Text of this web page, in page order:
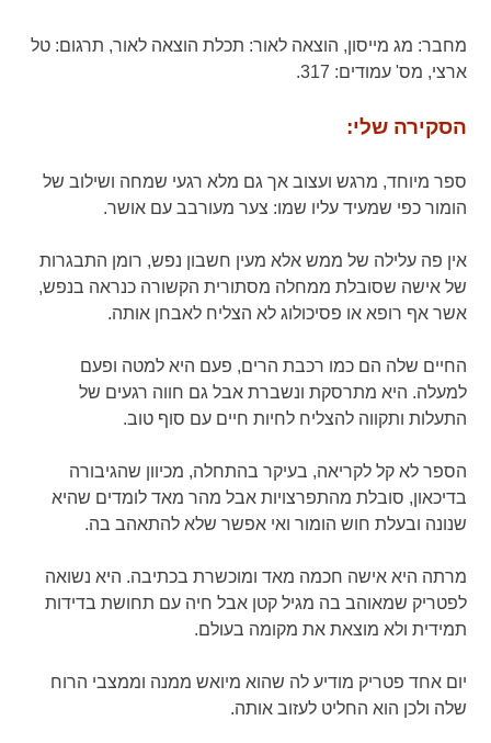
מחבר: מג מייסון, הוצאה לאור: תכלת הוצאה לאור, תרגום: טל
ארצי, מס' עמודים:
הסקירה שלי:
ספר מיוחד, מרגש ועצוב אך גם מלא רגעי שמחה ושילוב של
הומור כפי שמעיד עליו שמו: צער מעורבב עם אושר.
אין פה עלילה של ממש אלא מעין חשבון נפש, רומן התבגרות
של אישה שסובלת ממחלה מסתורית הקשורה כנראה בנפש,
אשר אף רופא או פסיכולוג לא הצליח לאבחן אותה.
החיים שלה הם כמו רכבת הרים, פעם היא למטה ופעם
למעלה. היא מתרסקת ונשברת אבל גם חווה רגעים של
התעלות ותקווה להצליח לחיות חיים עם סוף טוב.
הספר לא קל לקריאה, בעיקר בהתחלה, מכיוון שהגיבורה
בדיכאון, סובלת מהתפרצויות אבל מהר מאד לומדים שהיא
שנונה ובעלת חוש הומור ואי אפשר שלא להתאהב בה.
מרתה היא אישה חכמה מאד ומוכשרת בכתיבה. היא נשואה
לפטריק שמאוהב בה מגיל קטן אבל חיה עם תחושת בדידות
תמידית ולא מוצאת את מקומה בעולם.
יום אחד פטריק מודיע לה שהוא מיואש ממנה וממצבי הרוח
שלה ולכן הוא החליט לעזוב אותה.